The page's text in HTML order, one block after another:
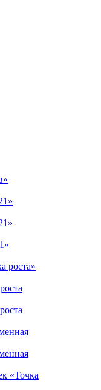
роста»
«Точка